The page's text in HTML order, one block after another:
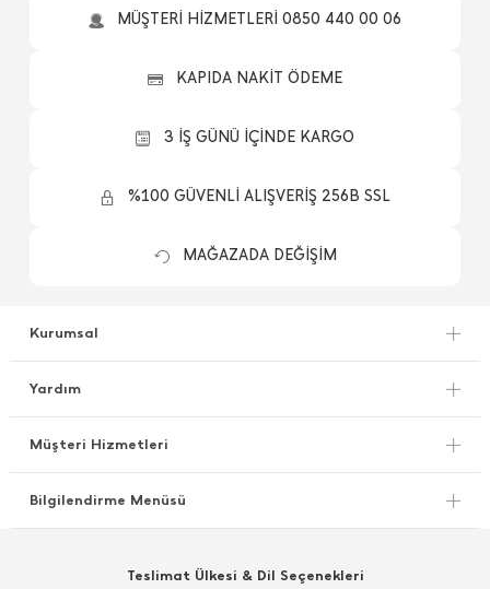
MÜŞTERİ HİZMETLERİ 0850 440 00 06
KAPIDA NAKİT ÖDEME
3 İŞ GÜNÜ İÇİNDE KARGO
%100 GÜVENLİ ALIŞVERİŞ 256B SSL
MAĞAZADA DEĞİŞİM
Kurumsal
Yardım
Müşteri Hizmetleri
Bilgilendirme Menüsü
Teslimat Ülkesi & Dil Seçenekleri